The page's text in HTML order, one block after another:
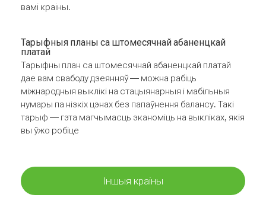
вамі краіны.
Тарыфныя планы са штомесячнай абаненцкай
платай
Тарыфны план са штомесячнай абаненцкай платай
дае вам свабоду дзеянняў — можна рабіць
міжнародныя выклікі на стацыянарныя і мабільныя
нумары па нізкіх цэнах без папаўнення балансу. Такі
тарыф — гэта магчымасць эканоміць на выкліках, якія
вы ўжо робіце
Іншыя краіны